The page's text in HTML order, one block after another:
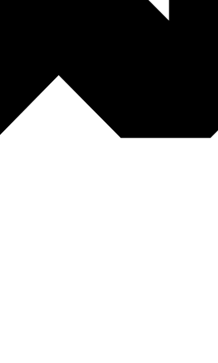
bo‘lib o‘tadi